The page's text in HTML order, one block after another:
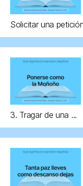
Solicitar una
3. Tragar de una ...